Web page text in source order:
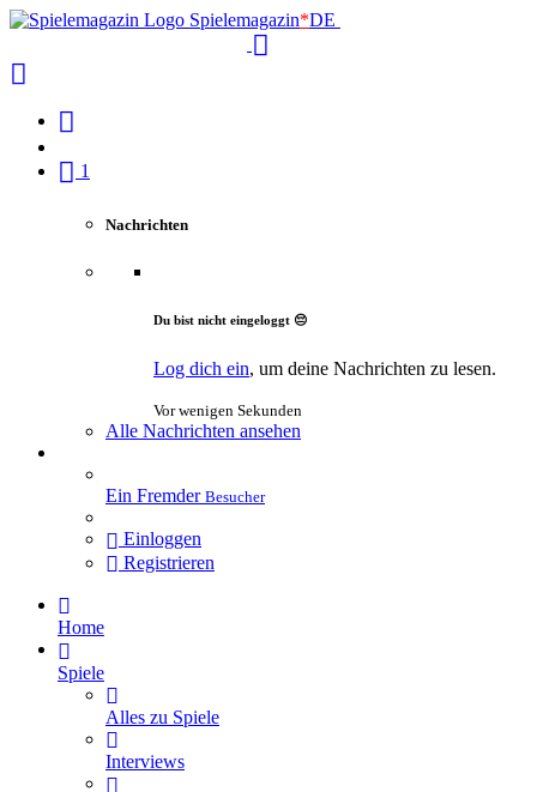
Spielemagazin*DE
1
Nachrichten
Du bist nicht eingeloggt 😔
Log dich ein, um deine Nachrichten zu lesen.
Vor wenigen Sekunden
Alle Nachrichten ansehen
Ein Fremder Besucher
Einloggen
Registrieren
Home
Spiele
Alles zu Spiele
Interviews